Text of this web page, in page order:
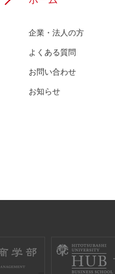
企業・法人の方
よくある質問
お問い合わせ
お知らせ